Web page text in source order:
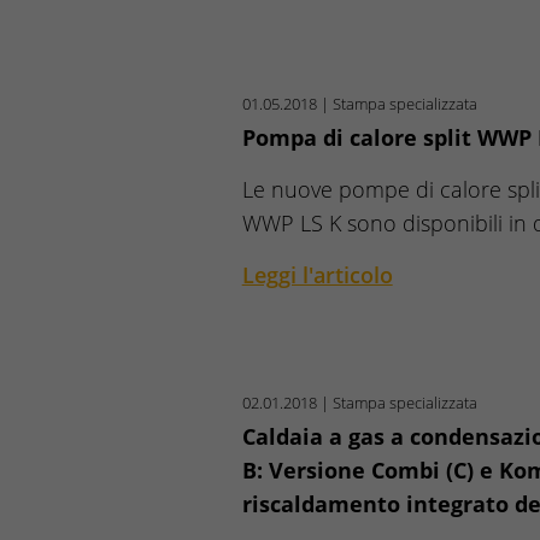
01.05.2018 | Stampa specializzata
Pompa di calore split WWP
Le nuove pompe di calore
WWP LS K sono disponibili in
Leggi l'articolo
02.01.2018 | Stampa specializzata
Caldaia a gas a
B: Versione Combi (C) e
riscaldamento integrato